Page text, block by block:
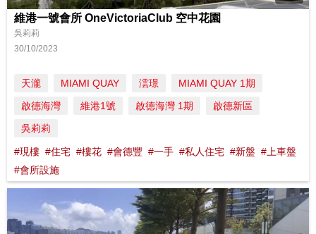
維港一號會所 OneVictoriaClub 空中花園
吳莉莉
30/10/2023
天瀧 MIAMI QUAY 澐璟
MIAMI QUAY 1期
啟德海灣
維港1號 啟德海灣 1期
啟德新區
吳莉莉
#現樓 #住宅 #樓花 #會德豐 #一手 #私人住宅 #新盤 #上車盤
#會所設施